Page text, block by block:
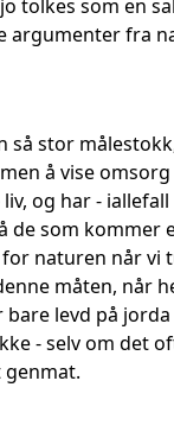
tolkes som en
argumenter fra
så stor
å vise
og har -
som kommer
naturen når
måten, når
levd på
- selv om det